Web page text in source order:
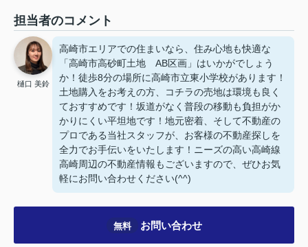
担当者のコメント
樋口 美鈴
高崎市エリアでの住まいなら、住み心地も快適な
「高崎市高砂町土地 AB区画」はいかがでしょう
か！徒歩8分の場所に高崎市立東小学校があります！
土地購入をお考えの方、コチラの売地は環境も良く
ておすすめです！坂道がなく普段の移動も負担がか
かりにくい平坦地です！地元密着、そして不動産の
プロである当社スタッフが、お客様の不動産探しを
全力でお手伝いをいたします！ニーズの高い高崎線
高崎周辺の不動産情報もございますので、ぜひお気
軽にお問い合わせください(^^)
無料 お問い合わせ